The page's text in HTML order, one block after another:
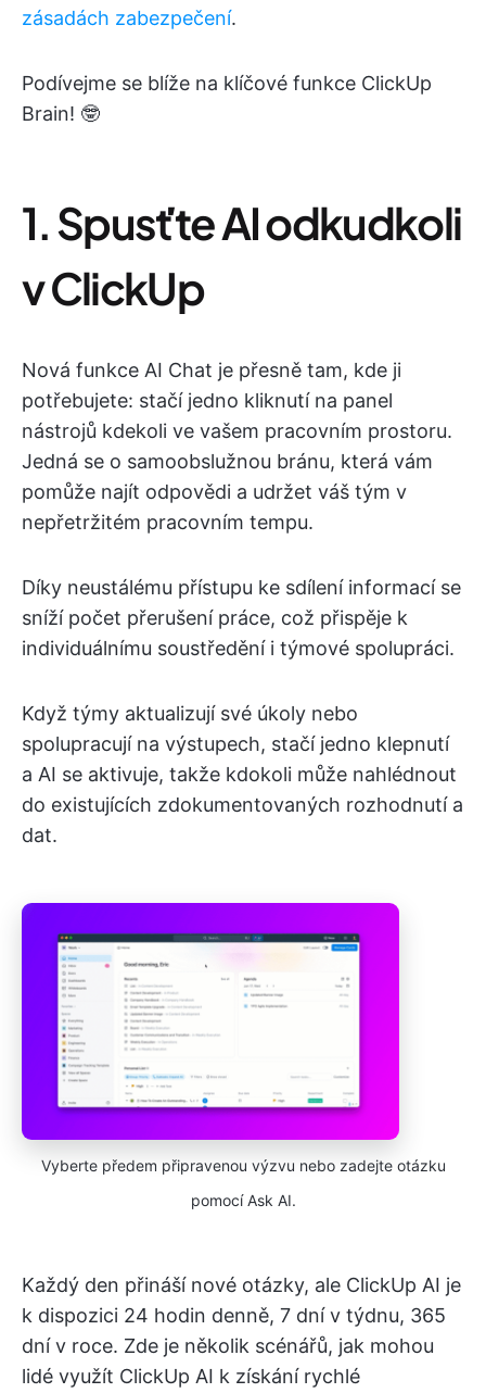
zásadách zabezpečení.
Podívejme se blíže na klíčové funkce ClickUp
Brain! 🤓
1. Spusťte AI odkudkoli
v ClickUp
Nová funkce AI Chat je přesně tam, kde ji
potřebujete: stačí jedno kliknutí na panel
nástrojů kdekoli ve vašem pracovním prostoru.
Jedná se o samoobslužnou bránu, která vám
pomůže najít odpovědi a udržet váš tým v
nepřetržitém pracovním tempu.
Díky neustálému přístupu ke sdílení informací se
sníží počet přerušení práce, což přispěje k
individuálnímu soustředění i týmové spolupráci.
Když týmy aktualizují své úkoly nebo
spolupracují na výstupech, stačí jedno klepnutí
a AI se aktivuje, takže kdokoli může nahlédnout
do existujících zdokumentovaných rozhodnutí a
dat.
Vyberte předem připravenou výzvu nebo zadejte otázku
pomocí Ask AI.
Každý den přináší nové otázky, ale ClickUp AI je
k dispozici 24 hodin denně, 7 dní v týdnu, 365
dní v roce. Zde je několik scénářů, jak mohou
lidé využít ClickUp AI k získání rychlé